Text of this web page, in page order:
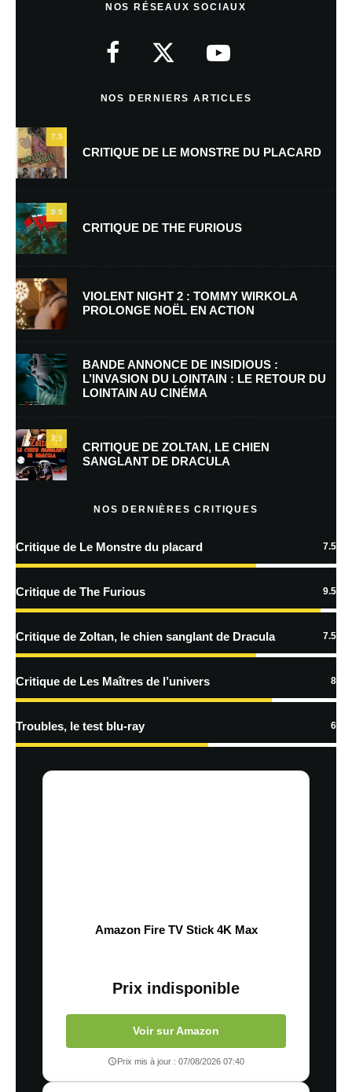
Nom*
E-mail *
Enregistrer mon nom, mon e-mail et mon site dans le navigateur pour
mon prochain commentaire.
Prévenez-moi de tous les nouveaux commentaires par e-mail.
Prévenez-moi de tous les nouveaux articles par e-mail.
En savoir
traitées
NOS RÉSEAUX SOCIAUX
NOS DERNIERS ARTICLES
7.5
CRITIQUE DE LE MONSTRE DU PLACARD
9.5
CRITIQUE DE THE FURIOUS
VIOLENT NIGHT 2 : TOMMY WIRKOLA
PROLONGE NOËL EN ACTION
BANDE ANNONCE DE INSIDIOUS :
L’INVASION DU LOINTAIN : LE RETOUR DU
LOINTAIN AU CINÉMA
7.5
CRITIQUE DE ZOLTAN, LE CHIEN
SANGLANT DE DRACULA
NOS DERNIÈRES CRITIQUES
Critique de Le Monstre du placard 7.5
Critique de The Furious 9.5
Critique de Zoltan, le chien sanglant de Dracula 7.5
Critique de Les Maîtres de l’univers 8
Troubles, le test blu-ray 6
Amazon Fire TV Stick 4K Max
Prix indisponible
Voir sur Amazon
Prix mis à jour : 07/08/2026 07:40